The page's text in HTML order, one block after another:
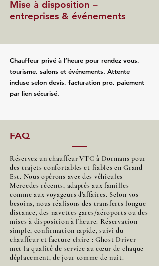
Mise à disposition –
entreprises & événements
Chauffeur privé à l’heure pour rendez‑vous,
tourisme, salons et événements. Attente
incluse selon devis, facturation pro, paiement
par lien sécurisé.
FAQ
Réservez un chauffeur VTC à Dormans pour
des trajets confortables et fiables en Grand
Est. Nous opérons avec des véhicules
Mercedes récents, adaptés aux familles
comme aux voyageurs d’affaires. Selon vos
besoins, nous réalisons des transferts longue
distance, des navettes gares/aéroports ou des
mises à disposition à l’heure. Réservation
simple, confirmation rapide, suivi du
chauffeur et facture claire : Ghost Driver
met la qualité de service au cœur de chaque
déplacement, de jour comme de nuit.